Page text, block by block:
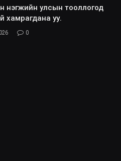
нэгжийн улсын тооллогод
хамрагдана уу.
0